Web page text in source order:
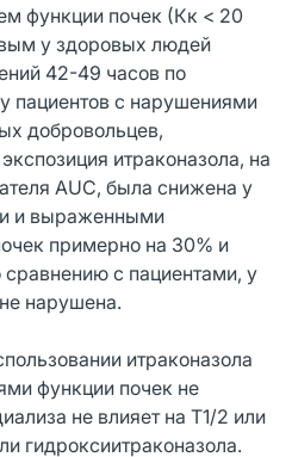
функции почек (Кк < 20
у здоровых людей
42-49 часов по
пациентов с нарушениями
добровольцев,
итраконазола, на
AUC, была снижена у
и выраженными
примерно на 30% и
сравнению с пациентами, у
нарушена.
итраконазола
функции почек не
не влияет на T1/2 или
гидроксиитраконазола.